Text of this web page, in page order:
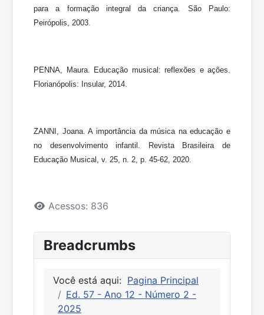
para a formação integral da criança. São Paulo:
Peirópolis, 2003.
PENNA, Maura. Educação musical: reflexões e ações.
Florianópolis: Insular, 2014.
ZANNI, Joana. A importância da música na educação e
no desenvolvimento infantil. Revista Brasileira de
Educação Musical, v. 25, n. 2, p. 45-62, 2020.
Detalhes
Acessos: 836
Breadcrumbs
Você está aqui: Pagina Principal
Ed. 57 - Ano 12 - Número 2 -
2025